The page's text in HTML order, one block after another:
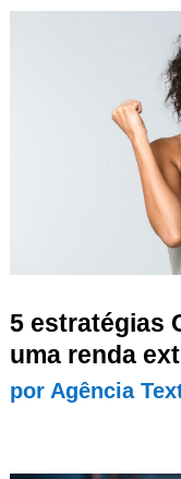
5 estratégias
uma renda
por Agência